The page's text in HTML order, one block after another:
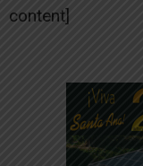
content]